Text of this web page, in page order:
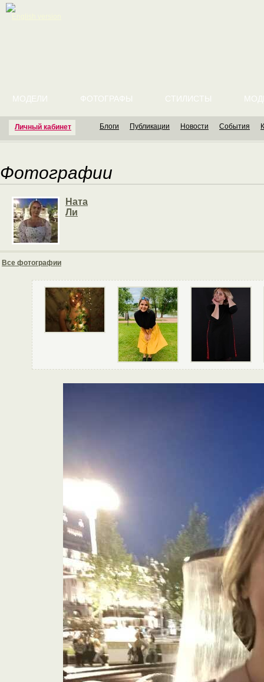
Личный кабинет
МОДЕЛИ ФОТОГРАФЫ СТИЛИСТЫ
Блоги Публикации Новости События
Фотографии
Ната
Ли
Все фотографии